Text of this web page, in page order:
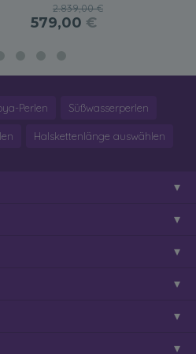
2.839,00 €
579,00 €
Perlen Süßwasserperlen
Halskettenlänge auswählen